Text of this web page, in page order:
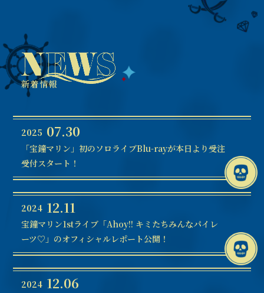
新着情報
2025 07.30
「宝鐘マリン」初のソロライブBlu-rayが本日より受注
受付スタート！
2024 12.11
宝鐘マリン1stライブ「Ahoy!! キミたちみんなパイレ
ーツ♡」のオフィシャルレポート公開！
2024 12.06